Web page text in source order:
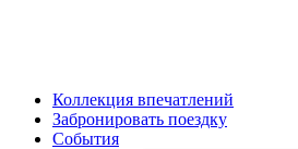
Коллекция впечатлений
Забронировать поездку
События